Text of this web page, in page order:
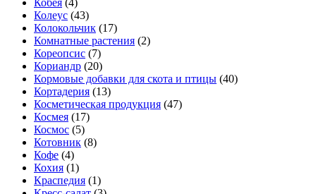
Кобея (4)
Колеус (43)
Колокольчик (17)
Комнатные растения (2)
Кореопсис (7)
Кориандр (20)
Кормовые добавки для скота и птицы (40)
Кортадерия (13)
Косметическая продукция (47)
Космея (17)
Космос (5)
Котовник (8)
Кофе (4)
Кохия (1)
Краспедия (1)